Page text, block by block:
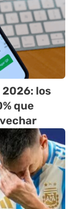
2026: los
que